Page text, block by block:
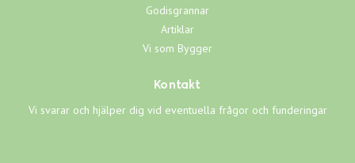
Godisgrannar
Artiklar
Vi som Bygger
Kontakt
Vi svarar och hjälper dig vid eventuella frågor och funderingar